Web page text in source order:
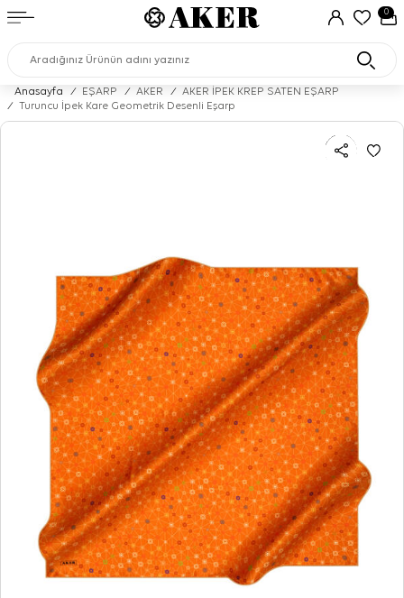
0
Anasayfa / EŞARP / AKER /
AKER İPEK KREP SATEN EŞARP
/
Turuncu İpek Kare Geometrik Desenli Eşarp